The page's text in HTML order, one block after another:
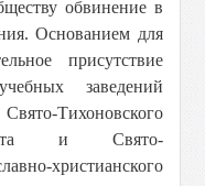
обвинение в
Основанием для
присутствие
заведений
Тихоновского
и Свято-
христианского